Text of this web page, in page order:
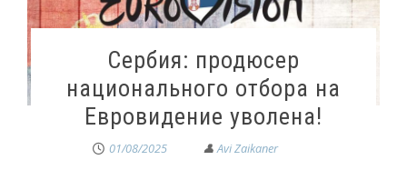
Сербия: продюсер
национального отбора на
Евровидение уволена!
01/08/2025